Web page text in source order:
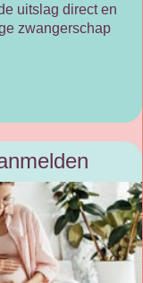
uitslag direct en
zwangerschap